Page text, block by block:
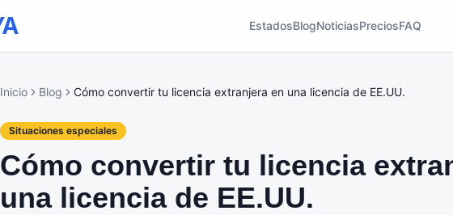
EstadosBlogNoticiasPreciosFAQ
Inicio Blog Cómo convertir tu licencia extranjera en una licencia de EE.UU.
Situaciones especiales
Cómo convertir tu licencia
una licencia de EE.UU.